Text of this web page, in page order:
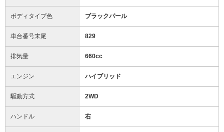
ボディタイプ色 ブラックパール
車台番号末尾 829
排気量 660cc
エンジン ハイブリッド
駆動方式 2WD
ハンドル 右